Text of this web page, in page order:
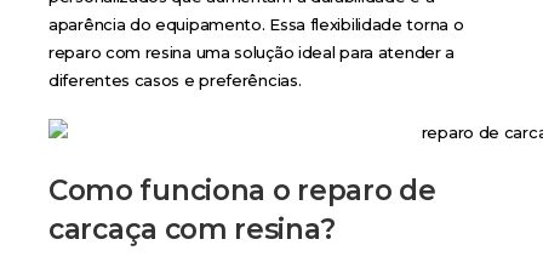
aparência do equipamento. Essa flexibilidade torna o
reparo com resina uma solução ideal para atender a
diferentes casos e preferências.
Como funciona o reparo de
carcaça com resina?